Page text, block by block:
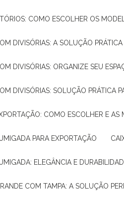
COMO ESCOLHER OS
DIVISÓRIAS: A SOLUÇÃO
DIVISÓRIAS: ORGANIZE SEU
DIVISÓRIAS: SOLUÇÃO PRÁTICA
COMO ESCOLHER E AS
PARA EXPORTAÇÃO
ELEGÂNCIA E
COM TAMPA: A SOLUÇÃO